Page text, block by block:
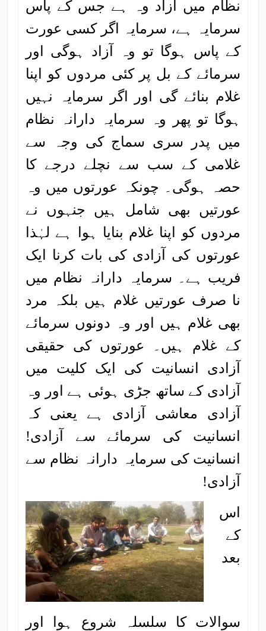
نظام میں آزاد وہ ہے جس کے پاس
سرمایہ ہے، سرمایہ اگر کسی عورت
کے پاس ہوگا تو وہ آزاد ہوگی اور
سرمائے کے بل پر کئی مردوں کو اپنا
غلام بنائے گی اور اگر سرمایہ نہیں
ہوگا تو پھر وہ سرمایہ دارانہ نظام
میں پدر سری سماج کی وجہ سے
غلامی کے سب سے نچلے درجے کا
حصہ ہوگی۔ چونکہ عورتوں میں وہ
عورتیں بھی شامل ہیں جنہوں نے
مردوں کو اپنا غلام بنایا ہوا ہے لہٰذا
عورتوں کی آزادی کی بات کرنا ایک
فریب ہے۔ سرمایہ دارانہ نظام میں
نا صرف عورتیں غلام ہیں بلکہ مرد
بھی غلام ہیں اور وہ دونوں سرمائے
کے غلام ہیں۔ عورتوں کی حقیقی
آزادی انسانیت کی ایک کلیت میں
آزادی کے ساتھ جڑی ہوئی ہے اور وہ
آزادی معاشی آزادی ہے یعنی کہ
انسانیت کی سرمائے سے آزادی!
انسانیت کی سرمایہ دارانہ نظام سے
آزادی!
اس
کے
بعد
سوالات کا سلسلہ شروع ہوا اور